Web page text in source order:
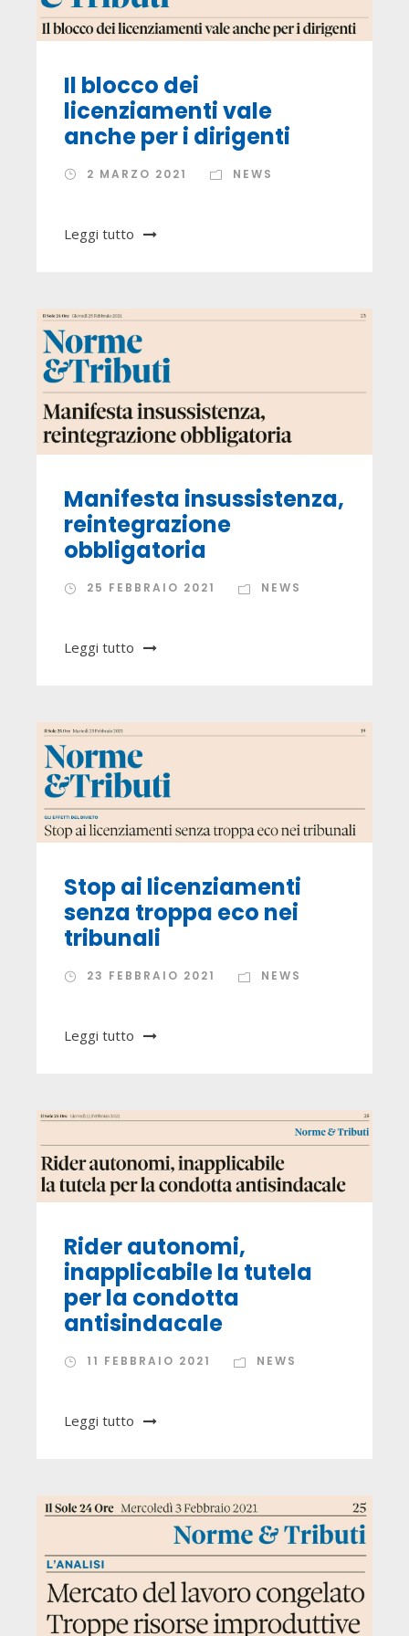
Il blocco dei
licenziamenti vale
anche per i dirigenti
2 MARZO 2021 NEWS
Leggi tutto
Manifesta insussistenza,
reintegrazione
obbligatoria
25 FEBBRAIO 2021 NEWS
Leggi tutto
Stop ai licenziamenti
senza troppa eco nei
tribunali
23 FEBBRAIO 2021 NEWS
Leggi tutto
Rider autonomi,
inapplicabile la tutela
per la condotta
antisindacale
11 FEBBRAIO 2021 NEWS
Leggi tutto